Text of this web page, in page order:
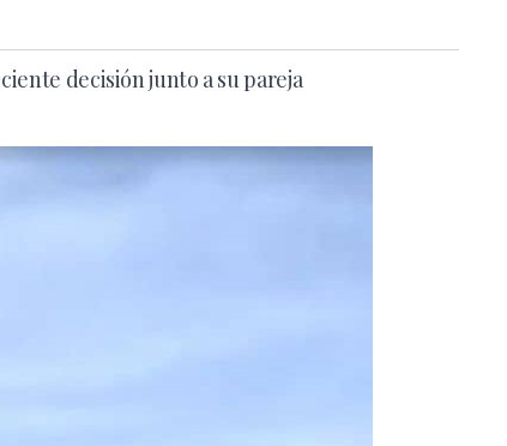
decisión junto a su pareja